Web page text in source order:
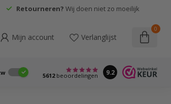
Retourneren? Wij doen niet zo moeilijk
Mijn account Verlanglijst
0
5612beoordelingen 9.2